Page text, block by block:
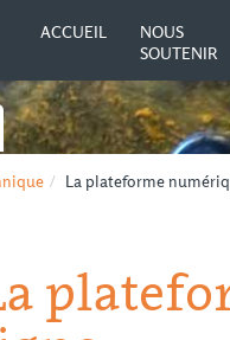
ACCUEIL
NOUS
SOUTENIR
La plateforme